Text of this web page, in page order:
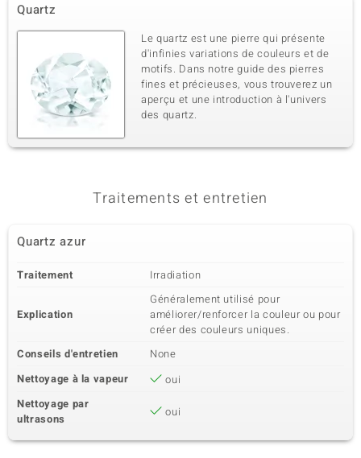
Quartz
Le quartz est une pierre qui présente
d'infinies variations de couleurs et de
motifs. Dans notre guide des pierres
fines et précieuses, vous trouverez un
aperçu et une introduction à l'univers
des quartz.
Traitements et entretien
Quartz azur
Traitement Irradiation
Explication
Généralement utilisé pour
améliorer/renforcer la couleur ou pour
créer des couleurs uniques.
Conseils d'entretien
None
Nettoyage à la vapeur
oui
Nettoyage par
ultrasons
oui